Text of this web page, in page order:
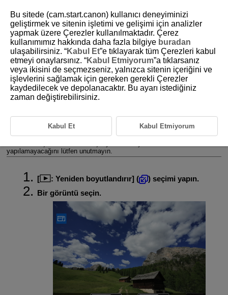
D388-162
JPEG/HEIF Resimleri Yeniden
Boyutlandırma
Piksel sayısını düşürmek ve yeni bir fotoğraf olarak kaydetmek için bir
ve RAW+HEIF çekimle yakalananlar dahil
, veya
JPEG ya da
HEIF görüntüler (
hariç boyutlar) için yeniden boyutlandırma
yapılabilir.
görüntüler, RAW fotoğraflar veya videolar veya 4K
yapılamayacağını lütfen unutmayın.
[ : Yeniden boyutlandırır] (
) seçimi yapın.
Bir görüntü seçin.
Bu sitede (cam.start.canon) kullanıcı deneyiminizi
geliştirmek ve sitenin işletimi ve gelişimi için analizler
yapmak üzere Çerezler kullanılmaktadır. Çerez
kullanımımız hakkında daha fazla bilgiye buradan
ulaşabilirsiniz. “Kabul Et”e tıklayarak tüm Çerezleri kabul
etmeyi onaylarsınız. “Kabul Etmiyorum”a tıklarsanız
veya ikisini de seçmezseniz, yalnızca sitenin içeriğini ve
işlevlerini sağlamak için gereken gerekli Çerezler
kaydedilecek ve depolanacaktır. Bu ayarı istediğiniz
zaman değiştirebilirsiniz.
Kabul Et Kabul Etmiyorum